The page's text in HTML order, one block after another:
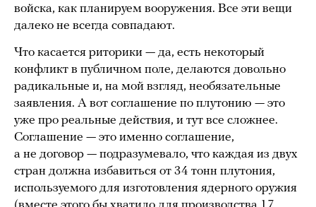
войска, как планируем вооружения. Все эти вещи
далеко не всегда совпадают.
Что касается риторики — да, есть некоторый
конфликт в публичном поле, делаются довольно
радикальные и, на мой взгляд, необязательные
заявления. А вот соглашение по плутонию — это
уже про реальные действия, и тут все сложнее.
Соглашение — это именно соглашение,
а не договор — подразумевало, что каждая из двух
стран должна избавиться от 34 тонн плутония,
используемого для изготовления ядерного оружия